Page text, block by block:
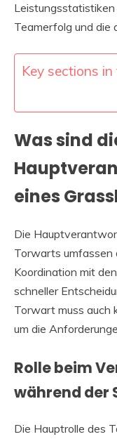
Teamerfolg und die
Key sections
Was sind
eines
Die
Torwarts umfassen
Koordination mit
schneller
Torwart muss auch
um die
Rolle beim
während der
Die Hauptrolle des